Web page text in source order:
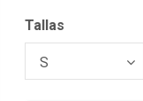
Tallas